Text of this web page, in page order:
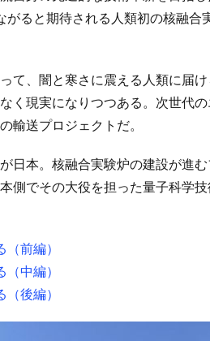
ると期待される人類初の核融合
て、闇と寒さに震える人類に届
く現実になりつつある。次世代
輸送プロジェクトだ。
日本。核融合実験炉の建設が進
側でその大役を担った量子科学
前編）
中編）
後編）